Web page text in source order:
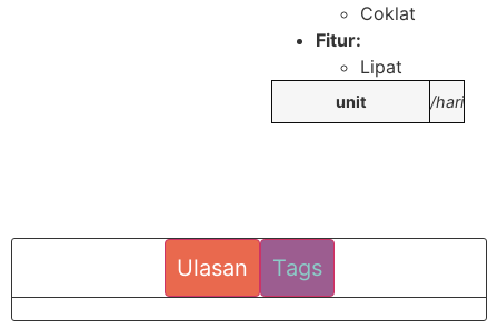
Coklat
Fitur:
Lipat
unit /hari
Ulasan Tags